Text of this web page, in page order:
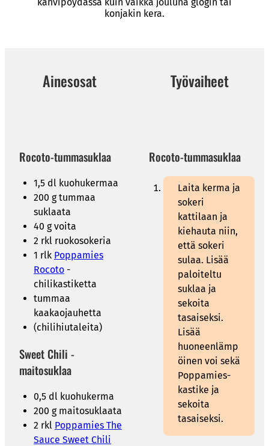
kahvipöydässä kuin vaikka jouluna glögin tai
konjakin kera.
Ainesosat Työvaiheet
Rocoto-tummasuklaa
1,5 dl kuohukermaa
200 g tummaa
suklaata
40 g voita
2 rkl ruokosokeria
1 rlk Poppamies
Rocoto -
chilikastiketta
tummaa
kaakaojauhetta
(chilihiutaleita)
Sweet Chili -
maitosuklaa
0,5 dl kuohukerma
200 g maitosuklaata
2 rkl Poppamies The
Sauce Sweet Chili
Rocoto-tummasuklaa
Laita kerma ja
sokeri
kattilaan ja
kiehauta niin,
että sokeri
sulaa. Lisää
paloiteltu
suklaa ja
sekoita
tasaiseksi.
Lisää
huoneenlämp
öinen voi sekä
Poppamies-
kastike ja
sekoita
tasaiseksi.